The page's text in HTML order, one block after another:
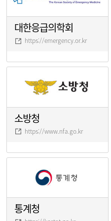
대한응급의학회
https://emergency.or.kr
소방청
https://www.nfa.go.kr
통계청